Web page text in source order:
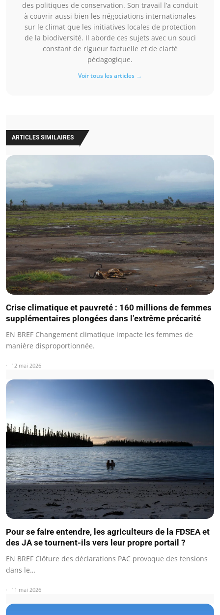
des politiques de conservation. Son travail l’a conduit
à couvrir aussi bien les négociations internationales
sur le climat que les initiatives locales de protection
de la biodiversité. Il aborde ces sujets avec un souci
constant de rigueur factuelle et de clarté
pédagogique.
Voir tous les articles →
ARTICLES SIMILAIRES
Crise climatique et pauvreté : 160 millions de femmes
supplémentaires plongées dans l’extrême précarité
EN BREF Changement climatique impacte les femmes de
manière disproportionnée.
12 mai 2026
Pour se faire entendre, les agriculteurs de la FDSEA et
des JA se tournent-ils vers leur propre portail ?
EN BREF Clôture des déclarations PAC provoque des tensions
dans le…
11 mai 2026